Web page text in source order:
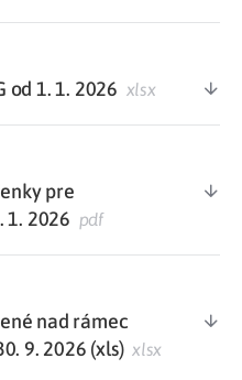
od 1. 1. 2026 xlsx
pre
1. 2026 pdf
nad rámec
9. 2026 (xls)xlsx